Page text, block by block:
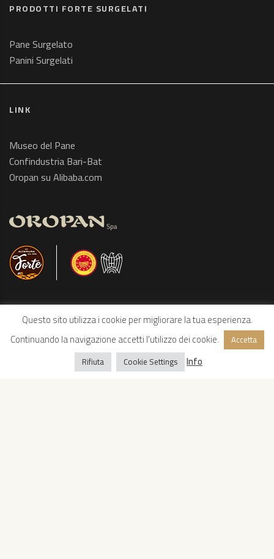
PRODOTTI FORTE SURGELATI
Pane Surgelato
Panini Surgelati
LINK
Museo del Pane
Confindustria Bari-Bat
Oropan su Alibaba.com
Questo sito utilizza i cookie per migliorare la tua esperienza.
Continuando la navigazione accetti l'utilizzo dei cookie.
Accetta
Rifiuta
Cookie Settings Info